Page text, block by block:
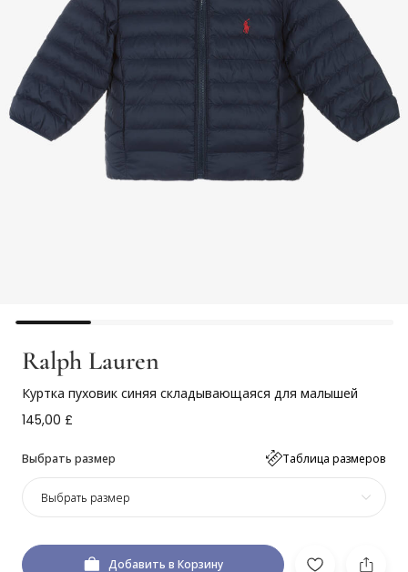
Ralph Lauren
Куртка пуховик синяя складывающаяся для малышей
145,00 £
Выбрать размер Таблица размеров
Выбрать размер
Добавить в Корзину